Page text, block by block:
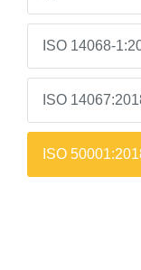
ISO 14068-
ISO
ISO